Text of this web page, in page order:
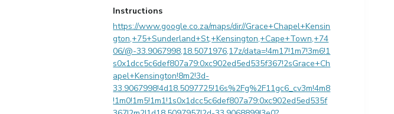
Instructions
https://www.google.co.za/maps/dir//Grace+Chapel+Kensin
gton,+75+Sunderland+St,+Kensington,+Cape+Town,+74
06/@-33.9067998,18.5071976,17z/data=!4m17!1m7!3m6!1
s0x1dcc5c6def807a79:0xc902ed5ed535f367!2sGrace+Ch
apel+Kensington!8m2!3d-
33.9067998!4d18.5097725!16s%2Fg%2F11gc6_cv3m!4m8
!1m0!1m5!1m1!1s0x1dcc5c6def807a79:0xc902ed5ed535f